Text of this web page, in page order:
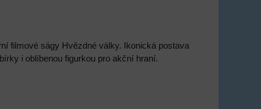
filmové ságy Hvězdné války. Ikonická postava
i oblíbenou figurkou pro akční hraní.